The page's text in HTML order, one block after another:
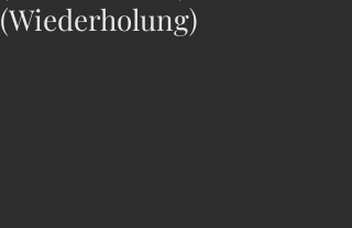
(Wiederholung)